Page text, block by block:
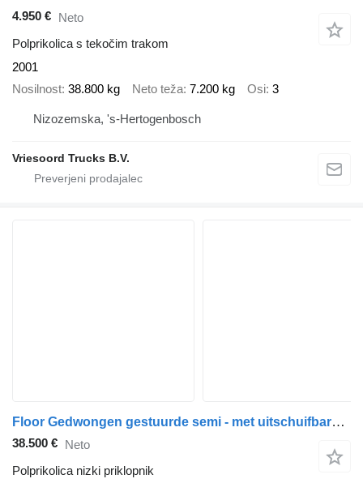
4.950 € Neto
Polprikolica s tekočim trakom
2001
Nosilnost 38.800 kg Neto teža 7.200 kg Osi 3
Nizozemska, 's-Hertogenbosch
Vriesoord Trucks B.V.
Floor Gedwongen gestuurde semi - met uitschuifbare Eco klep
38.500 € Neto
Polprikolica nizki priklopnik